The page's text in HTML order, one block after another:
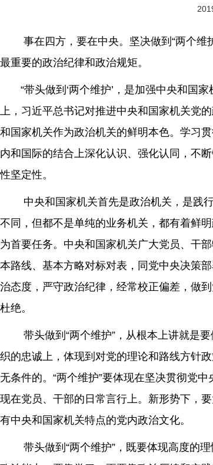
事在四方，要在中央。坚决做到“两个维
最重要的政治纪律和政治规矩。
“带头做到‘两个维护’，是加强中央和国家
上，习近平总书记对推进中央和国家机关党
和国家机关作为政治机关的鲜明本色。学习
内和国际的结合上深化认识、强化认同，不
性坚定性。
中央和国家机关首先是政治机关，是践行
不同，但都不是单纯的业务机关，都有着鲜
为首要任务。中央和国家机关广大党员、干
本路线、基本方略对标对表，同党中央决策
治态度，严守政治纪律，经常校正偏差，做
杜绝。
带头做到“两个维护”，从根本上讲就是要
织的忠诚上，体现到对党的理论和路线方针
无条件的。“两个维护”要体现在坚决贯彻党
现在党员、干部的日常言行上。新形势下，
有中央和国家机关特点的党内政治文化。
带头做到“两个维护”，既要体现高度的理